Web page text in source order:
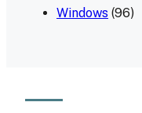
Windows (96)